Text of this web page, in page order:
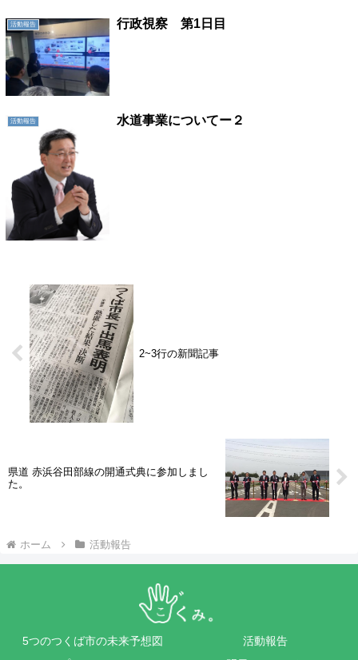
活動報告 行政視察 第1日目
活動報告 水道事業についてー２
2~3行の新聞記事
県道 赤浜谷田部線の開通式典に参加しまし
た。
ホーム 活動報告
5つのつくば市の未来予想図
活動報告